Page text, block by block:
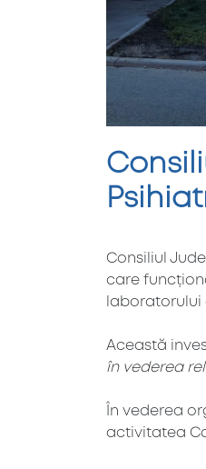
Consiliul
care
laboratorului
Această
în vederea
În vederea
activitatea